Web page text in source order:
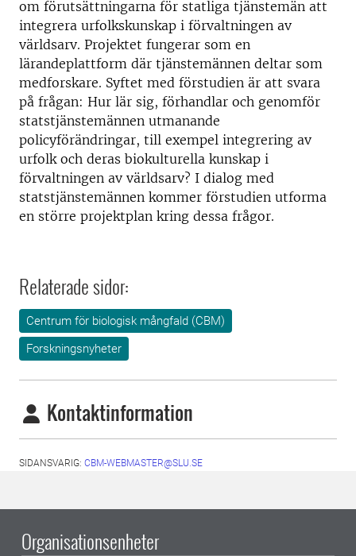
om förutsättningarna för statliga tjänstemän att
integrera urfolkskunskap i förvaltningen av
världsarv. Projektet fungerar som en
lärandeplattform där tjänstemännen deltar som
medforskare. Syftet med förstudien är att svara
på frågan: Hur lär sig, förhandlar och genomför
statstjänstemännen utmanande
policyförändringar, till exempel integrering av
urfolk och deras biokulturella kunskap i
förvaltningen av världsarv? I dialog med
statstjänstemännen kommer förstudien utforma
en större projektplan kring dessa frågor.
Relaterade sidor:
Centrum för biologisk mångfald (CBM)
Forskningsnyheter
Kontaktinformation
SIDANSVARIG: CBM-WEBMASTER@SLU.SE
Organisationsenheter